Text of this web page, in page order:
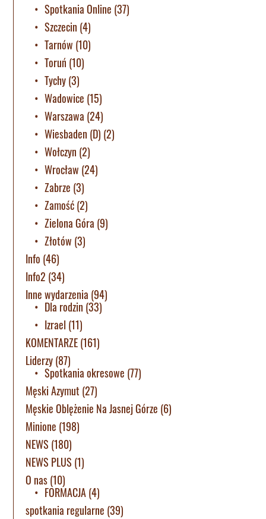
Spotkania Online (37)
Szczecin (4)
Tarnów (10)
Toruń (10)
Tychy(3)
Wadowice (15)
Warszawa (24)
Wiesbaden (D) (2)
Wołczyn (2)
Wrocław (24)
Zabrze (3)
Zamość(2)
Zielona Góra (9)
Złotów (3)
Info (46)
Info2 (34)
Inne wydarzenia (94)
Dla rodzin (33)
Izrael (11)
KOMENTARZE(161)
Liderzy(87)
Spotkania okresowe (77)
Męski Azymut (27)
Męskie Oblężenie Na Jasnej Górze (6)
Minione (198)
NEWS (180)
NEWS PLUS (1)
O nas(10)
FORMACJA(4)
spotkania regularne (39)